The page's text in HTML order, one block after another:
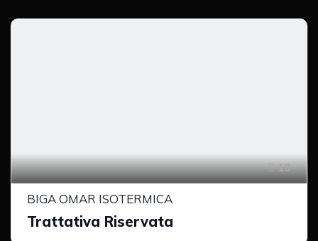
10
BIGA OMAR ISOTERMICA
Trattativa Riservata